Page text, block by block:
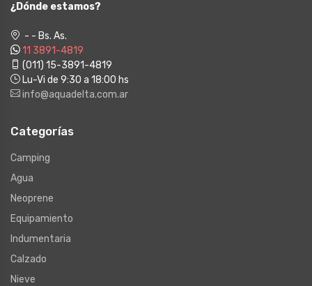
¿Dónde estamos?
- - Bs. As.
11 3891-4819
(011) 15-3891-4819
Lu-Vi de 9:30 a 18:00 hs
info@aquadelta.com.ar
Categorías
Camping
Agua
Neoprene
Equipamiento
Indumentaria
Calzado
Nieve